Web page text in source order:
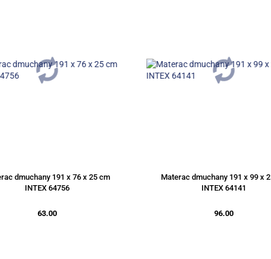
dmuchany 191 x 76 x 25 cm
INTEX 64756
63.00
Materac dmuchany 191 x 99 x
INTEX 64141
96.00